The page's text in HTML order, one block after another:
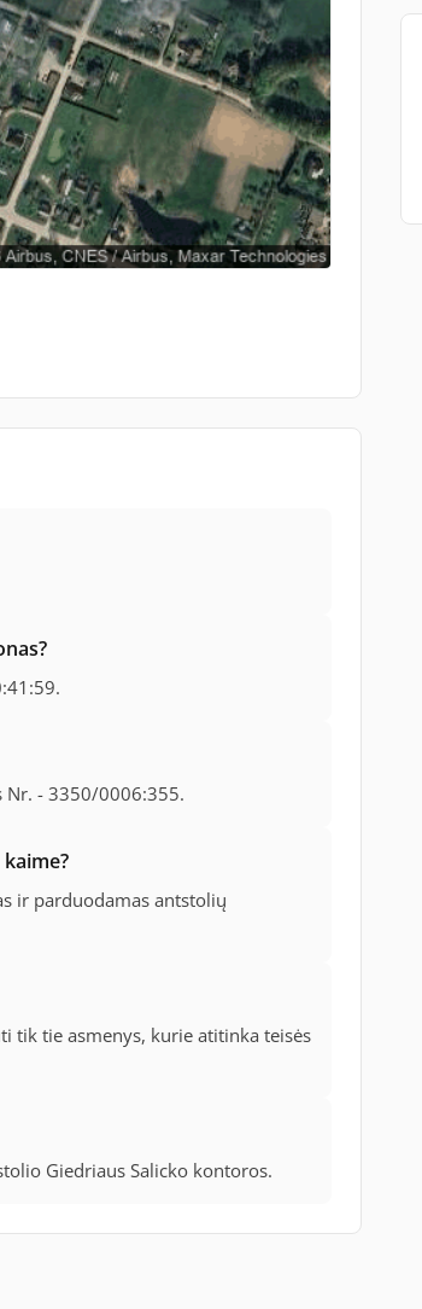
Nr. - 3350/0006:355.
ir parduodamas antstolių
tik tie asmenys, kurie atitinka teisės
Giedriaus Salicko kontoros.